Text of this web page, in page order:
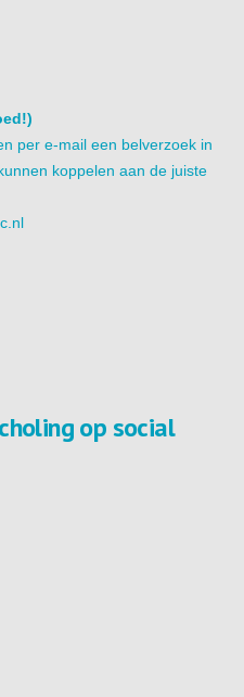
per e-mail een belverzoek in
koppelen aan de juiste
op social